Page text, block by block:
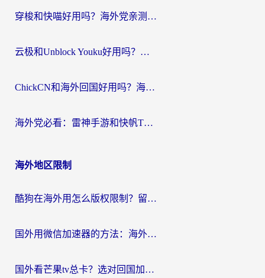
穿梭和快喵好用吗？海外党亲测：小众加速器对比+番茄加速器深度体验
云极和Unblock Youku好用吗？海外党亲测+2026回国加速器避坑指南
ChickCN和海外回国好用吗？海外党2026亲测：从手游到影音，选对加速器的3个关键
海外党必看：雷神手游和快帆TV版好用吗？3步选对回国加速器不踩坑
海外地区限制
酷狗在海外用怎么版权限制？留学生亲测：3步解决听国内音乐难题
国外用微信加速器的方法：海外党无缝连接国内生活的实用指南
国外看芒果tv总卡？选对回国加速器，轻松追《浪姐》不费劲